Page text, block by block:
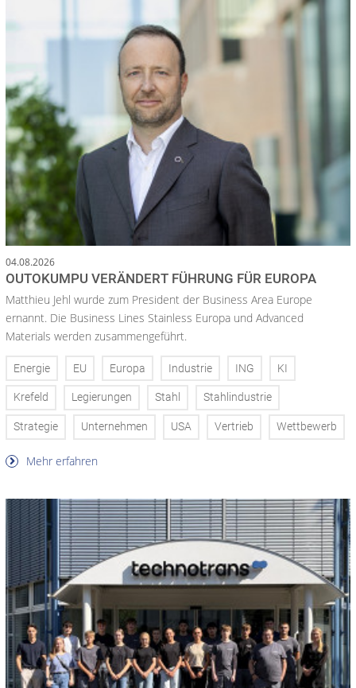
04.08.2026
OUTOKUMPU VERÄNDERT FÜHRUNG FÜR EUROPA
Matthieu Jehl wurde zum President der Business Area Europe
ernannt. Die Business Lines Stainless Europa und Advanced
Materials werden zusammengeführt.
Energie EU Europa Industrie ING KI
Krefeld Legierungen Stahl Stahlindustrie
Strategie Unternehmen USA Vertrieb Wettbewerb
Mehr erfahren